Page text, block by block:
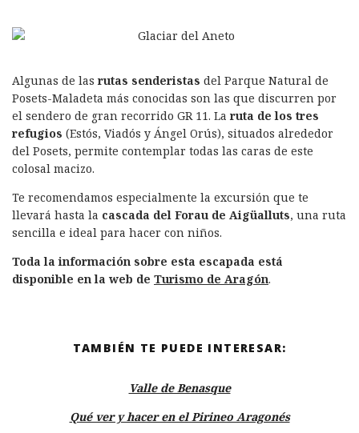
Algunas de las rutas senderistas del Parque Natural de
Posets-Maladeta más conocidas son las que discurren por
el sendero de gran recorrido GR 11. La ruta de los tres
refugios (Estós, Viadós y Ángel Orús), situados alrededor
del Posets, permite contemplar todas las caras de este
colosal macizo.
Te recomendamos especialmente la excursión que te
llevará hasta la cascada del Forau de Aigüalluts, una ruta
sencilla e ideal para hacer con niños.
Toda la información sobre esta escapada está
disponible en la web de Turismo de Aragón.
TAMBIÉN TE PUEDE INTERESAR:
Valle de Benasque
Qué ver y hacer en el Pirineo Aragonés